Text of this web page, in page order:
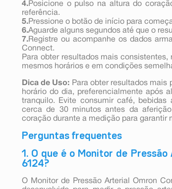
4. Posicione o pulso na altura do
referência.
5. Pressione o botão de início para
6.Aguarde alguns segundos até que o
7.Registre ou acompanhe os dados
Connect.
Para obter resultados mais
mesmos horários e em condições
Dica de Uso: Para obter resultados mais
horário do dia, preferencialmente após
tranquilo. Evite consumir café,
cerca de 30 minutos antes da
coração durante a medição para garantir
Perguntas frequentes
1. O que é o Monitor de
6124?
O Monitor de Pressão Arterial Omron